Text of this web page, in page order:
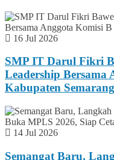
16 Jul 2026
SMP IT Darul Fikri
Leadership Bersama
Kabupaten Semarang
14 Jul 2026
Semangat Baru,